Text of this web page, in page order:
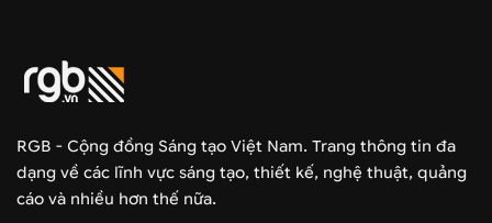
RGB - Cộng đồng Sáng tạo Việt Nam. Trang thông tin đa
dạng về các lĩnh vực sáng tạo, thiết kế, nghệ thuật, quảng
cáo và nhiều hơn thế nữa.